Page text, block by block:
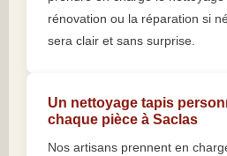
rénovation ou la réparation si
sera clair et sans surprise.
Un nettoyage tapis
chaque pièce à Saclas
Nos artisans prennent en